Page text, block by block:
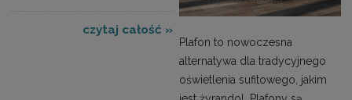
czytaj całość »
Plafon to nowoczesna
alternatywa dla tradycyjnego
oświetlenia sufitowego, jakim